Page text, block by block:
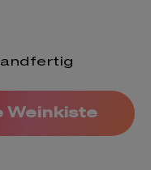
den
Weinkiste